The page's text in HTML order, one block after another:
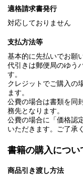
適格請求書発行
対応しておりません
支払方法等
基本的に先払いでお願
代引きは郵便局のゆう
す。
クレジットでご購入の
ます。
公費の場合は書類を同
務先となります。
公費の場合に「価格認
いただきます。ご了承
書籍の購入につい
商品引き渡し方法